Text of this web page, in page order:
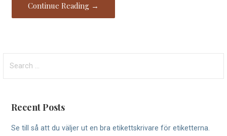
Continue Reading →
Recent Posts
Se till så att du väljer ut en bra etikettskrivare för etiketterna.